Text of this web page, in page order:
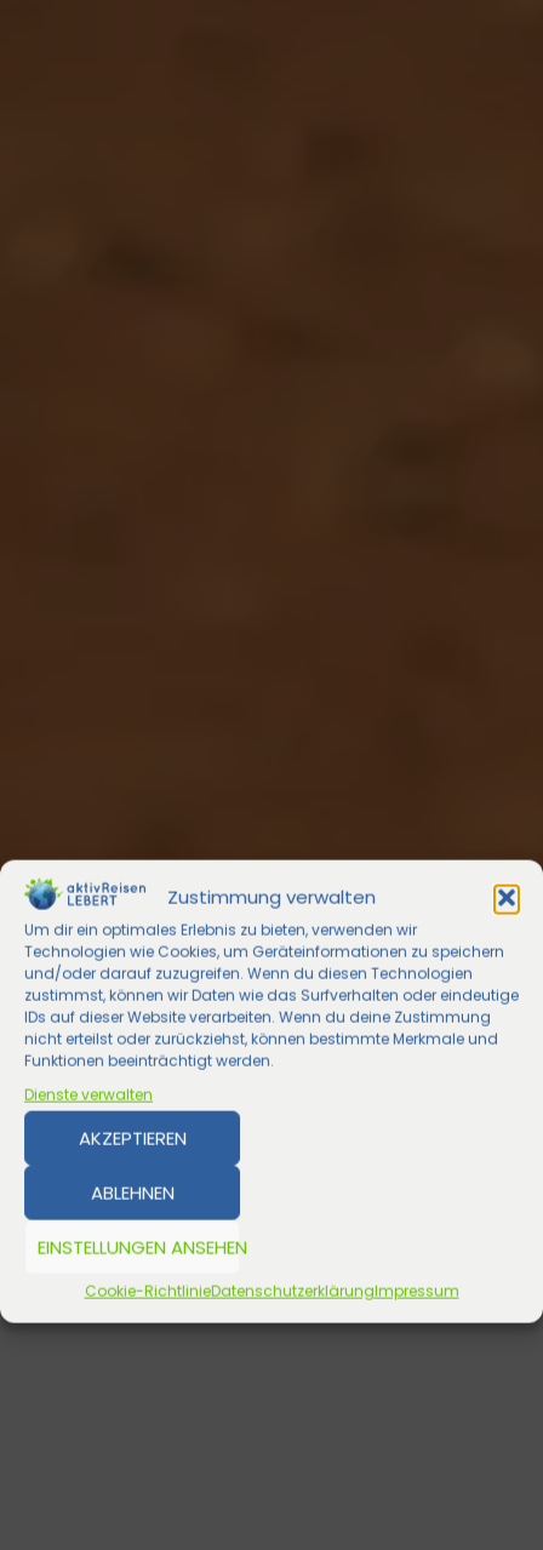
Zustimmung verwalten
Um dir ein optimales Erlebnis zu bieten, verwenden wir
Technologien wie Cookies, um Geräteinformationen zu speichern
und/oder darauf zuzugreifen. Wenn du diesen Technologien
zustimmst, können wir Daten wie das Surfverhalten oder eindeutige
IDs auf dieser Website verarbeiten. Wenn du deine Zustimmung
nicht erteilst oder zurückziehst, können bestimmte Merkmale und
Funktionen beeinträchtigt werden.
Dienste verwalten
AKZEPTIEREN
ABLEHNEN
EINSTELLUNGEN ANSEHEN
Cookie-RichtlinieDatenschutzerklärungImpressum